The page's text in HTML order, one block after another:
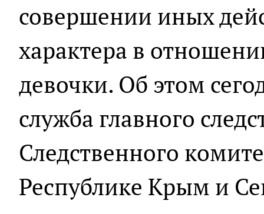
совершении иных
характера в
девочки. Об этом
служба главного
Следственного
Республике Крым и